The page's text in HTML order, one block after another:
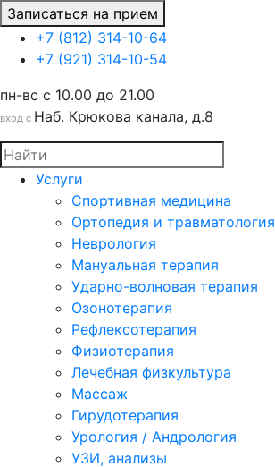
Записаться на прием
+7 (812) 314-10-64
+7 (921) 314-10-54
пн-вс c 10.00 до 21.00
вход с Наб. Крюкова канала, д.8
Услуги
Спортивная медицина
Ортопедия и травматология
Неврология
Мануальная терапия
Ударно-волновая терапия
Озонотерапия
Рефлексотерапия
Физиотерапия
Лечебная физкультура
Массаж
Гирудотерапия
Урология / Андрология
УЗИ, анализы